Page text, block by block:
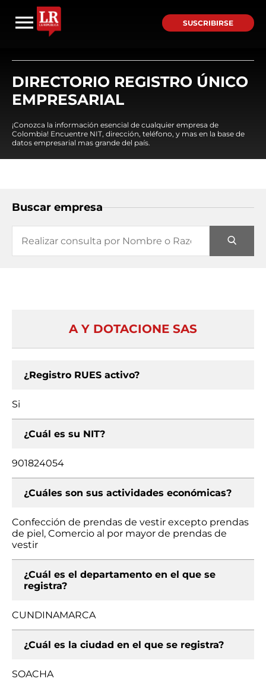
SUSCRIBIRSE
DIRECTORIO REGISTRO ÚNICO
EMPRESARIAL
¡Conozca la información esencial de cualquier empresa de
Colombia! Encuentre NIT, dirección, teléfono, y mas en la base de
datos empresarial mas grande del país.
Buscar empresa
A Y DOTACIONE SAS
¿Registro RUES activo?
Si
¿Cuál es su NIT?
901824054
¿Cuáles son sus actividades económicas?
Confección de prendas de vestir excepto prendas
de piel, Comercio al por mayor de prendas de
vestir
¿Cuál es el departamento en el que se
registra?
CUNDINAMARCA
¿Cuál es la ciudad en el que se registra?
SOACHA